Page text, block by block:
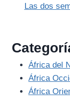
Las dos
África del
África
África